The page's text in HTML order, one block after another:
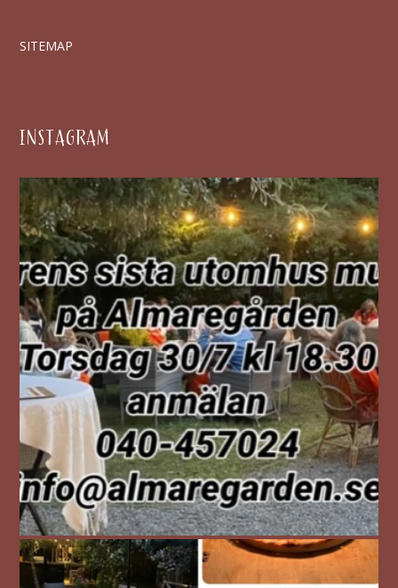
SITEMAP
INSTAGRAM